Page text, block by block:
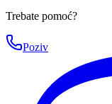
Trebate pomoć?
Poziv